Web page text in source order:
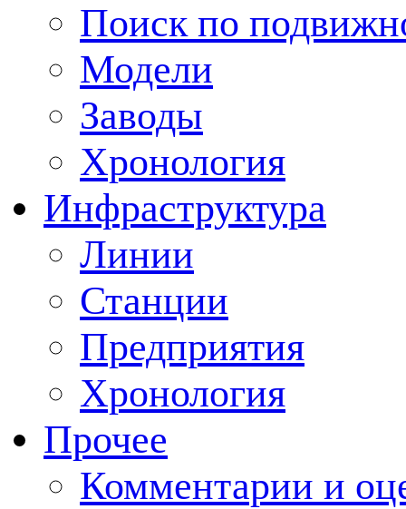
Поиск по
Модели
Заводы
Хронология
Инфраструктура
Линии
Станции
Предприятия
Хронология
Прочее
Комментарии и